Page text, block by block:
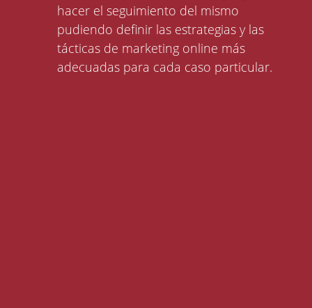
hacer el seguimiento del mismo
pudiendo definir las estrategias y las
tácticas de marketing online más
adecuadas para cada caso particular.